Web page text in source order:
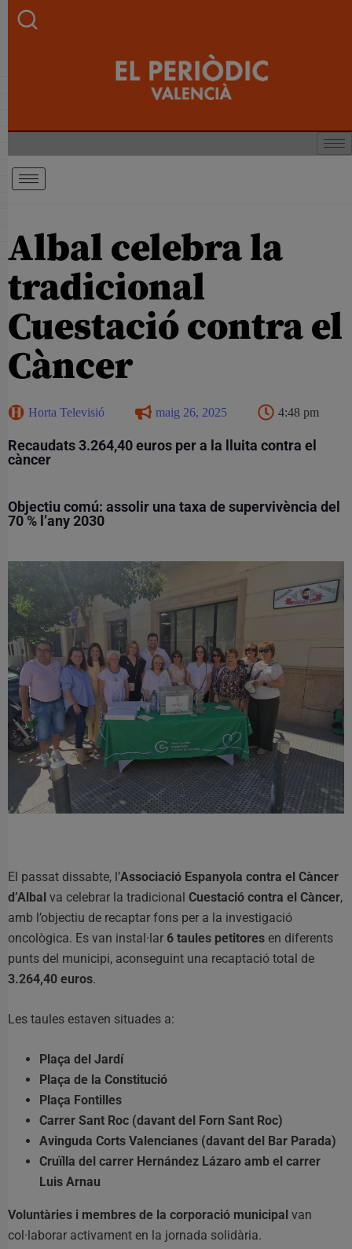
Albal celebra la
tradicional
Cuestació contra el
Càncer
Horta Televisió maig 26, 2025 4:48 pm
Recaudats 3.264,40 euros per a la lluita contra el
càncer
Objectiu comú: assolir una taxa de supervivència del
70 % l’any 2030
El passat dissabte, l’Associació Espanyola contra el Càncer
d’Albal va celebrar la tradicional Cuestació contra el Càncer,
amb l’objectiu de recaptar fons per a la investigació
oncològica. Es van instal·lar 6 taules petitores en diferents
punts del municipi, aconseguint una recaptació total de
3.264,40 euros.
Les taules estaven situades a:
Plaça del Jardí
Plaça de la Constitució
Plaça Fontilles
Carrer Sant Roc (davant del Forn Sant Roc)
Avinguda Corts Valencianes (davant del Bar Parada)
Cruïlla del carrer Hernández Lázaro amb el carrer
Luis Arnau
Voluntàries i membres de la corporació municipal van
col·laborar activament en la jornada solidària.